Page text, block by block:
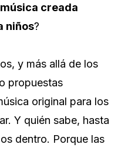
música creada
niños?
y más allá de los
propuestas
original para los
Y quién sabe, hasta
dentro. Porque las